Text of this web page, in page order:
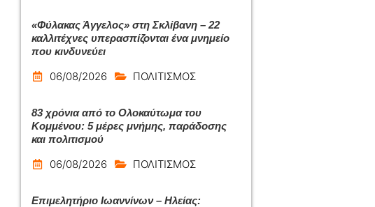
«Φύλακας Άγγελος» στη Σκλίβανη – 22
καλλιτέχνες υπερασπίζονται ένα μνημείο
που κινδυνεύει
06/08/2026 ΠΟΛΙΤΙΣΜΟΣ
83 χρόνια από το Ολοκαύτωμα του
Κομμένου: 5 μέρες μνήμης, παράδοσης
και πολιτισμού
06/08/2026 ΠΟΛΙΤΙΣΜΟΣ
Επιμελητήριο Ιωαννίνων – Ηλείας: